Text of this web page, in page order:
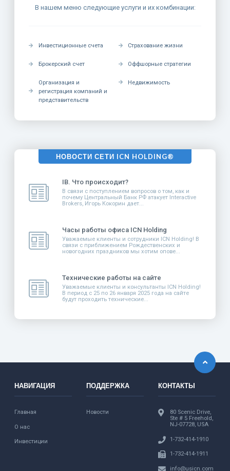
В нашем меню следующие услуги и их комбинации:
Инвестиционные счета Страхование жизни
Брокерский счет Оффшорные стратегии
Организация и
регистрация компаний и
представительств
Недвижимость
НОВОСТИ СЕТИ ICN HOLDING®
IB. Что происходит?
В связи с поступлением вопросов о том, как и
почему Центральный Банк РФ атакует Interactive
Brokers, Игорь Кокорин дает...
Часы работы офиса ICN Holding
Уважаемые клиенты и сотрудники ICN Holding! В
связи с приближением Рождественских и
новогодних праздников мы хотим опове...
Технические работы на сайте
Уважаемые клиенты и консультанты ICN Holding!
В период с 25 по 26 января 2025 года на сайте
будут проходить технические...
НАВИГАЦИЯ
Главная
О нас
Инвестиции
ПОДДЕРЖКА
Новости
КОНТАКТЫ
80 Scenic Drive,
Ste # 5 Freehold,
NJ-07728, USA
1-732-414-1910
1-732-414-1911
info@usicn.com